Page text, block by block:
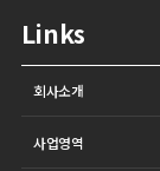
Links
회사소개
사업영역